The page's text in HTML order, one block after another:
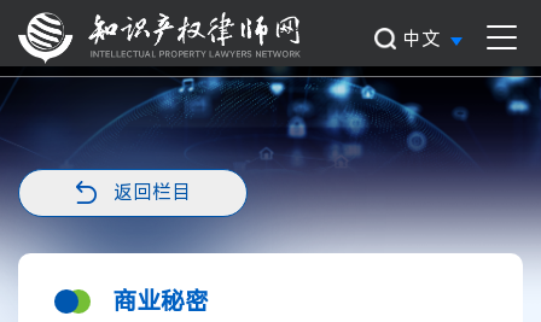
中文
返回栏目
商业秘密